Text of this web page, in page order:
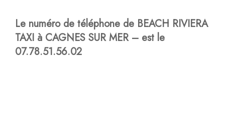
Le numéro de téléphone de BEACH RIVIERA
TAXI à CAGNES SUR MER – est le
07.78.51.56.02